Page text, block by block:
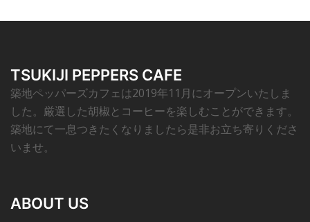
TSUKIJI PEPPERS CAFE
築地ペッパーズカフェは2019年11月にオープンいたしま
した。厳選した胡椒とコーヒーを楽しむことができます。
築地にて一息つきたくなりましたら是非お立ち寄りくださ
いませ。
ABOUT US